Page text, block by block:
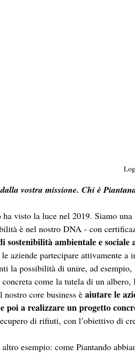
vostra missione. Chi è
ha visto la luce nel 2019. Siamo
è nel nostro DNA - con
sostenibilità ambientale e sociale
le aziende partecipare attivamente
la possibilità di unire, ad
concreta come la tutela di un
core business è aiutare le
poi a realizzare un progetto
di rifiuti, con l’obiettivo di
altro esempio: come Piantando